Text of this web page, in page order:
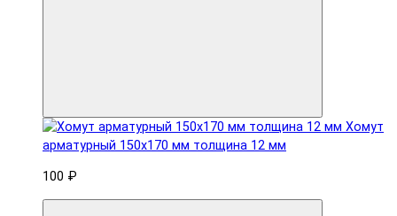
Хомут
арматурный 150x170 мм толщина 12 мм
100 ₽